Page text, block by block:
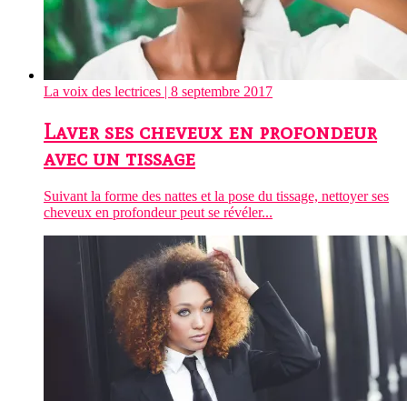
La voix des lectrices | 8 septembre 2017
Laver ses cheveux en profondeur
avec un tissage
Suivant la forme des nattes et la pose du tissage, nettoyer ses
cheveux en profondeur peut se révéler...